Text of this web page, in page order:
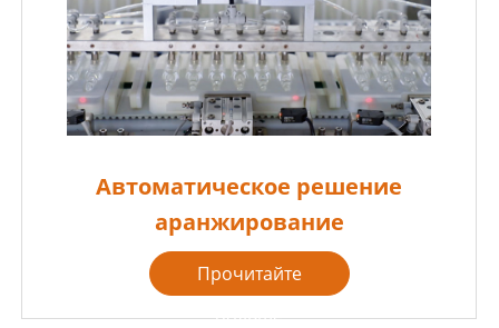
Автоматическое решение
аранжирование
Прочитайте
больше